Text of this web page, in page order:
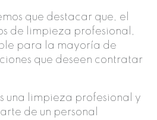
que destacar que, el
de limpieza profesional,
para la mayoría de
que deseen contratar
una limpieza profesional y
de un personal